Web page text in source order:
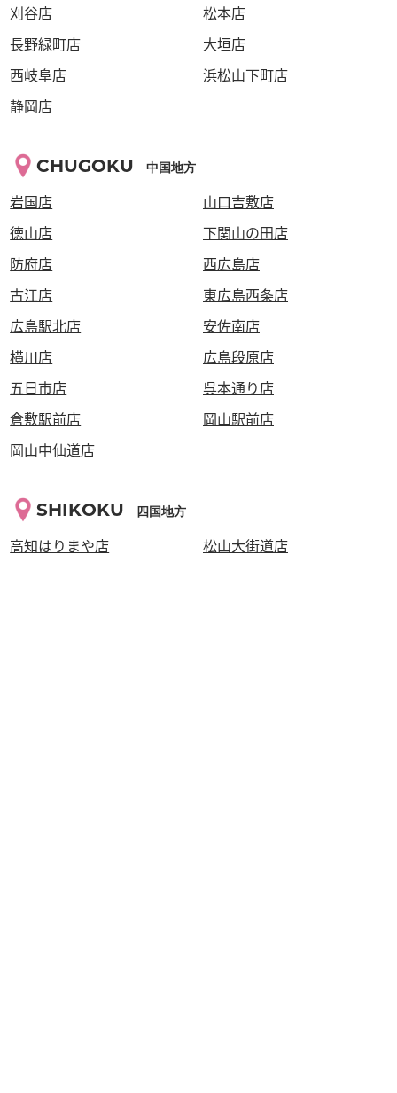
刈谷店
松本店
長野緑町店
大垣店
西岐阜店
浜松山下町店
静岡店
CHUGOKU 中国地方
岩国店
山口吉敷店
徳山店
下関山の田店
防府店
西広島店
古江店
東広島西条店
広島駅北店
安佐南店
横川店
広島段原店
五日市店
呉本通り店
倉敷駅前店
岡山駅前店
岡山中仙道店
SHIKOKU 四国地方
高知はりまや店
松山大街道店